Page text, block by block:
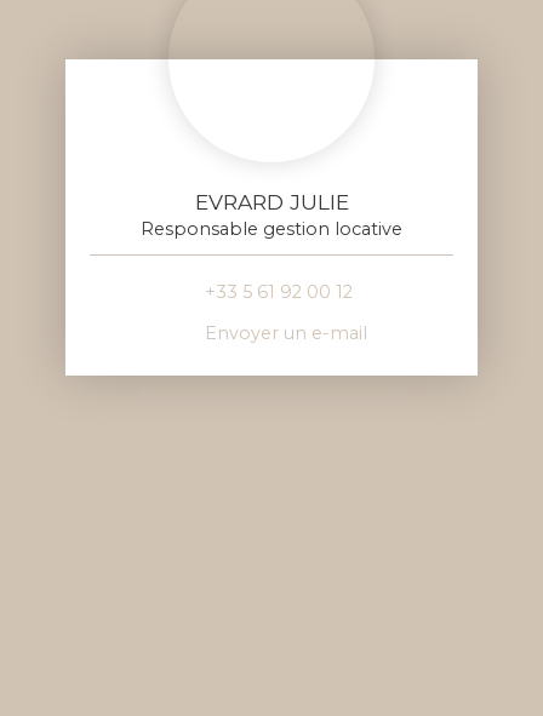
EVRARD JULIE
Responsable gestion locative
+33 5 61 92 00 12
Envoyer un e-mail